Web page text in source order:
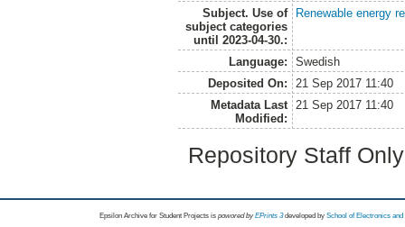
Subject. Use of
subject categories
until 2023-04-30.:
Renewable energy
Language:
Swedish
Deposited On:
21 Sep 2017 11:40
Metadata Last
Modified:
21 Sep 2017 11:40
Repository Staff
Epsilon Archive for Student Projects is powored byEPrints 3 developed by School of Electronics